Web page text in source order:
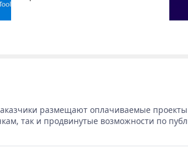
размещают оплачиваемые
так и продвинутые возможности по